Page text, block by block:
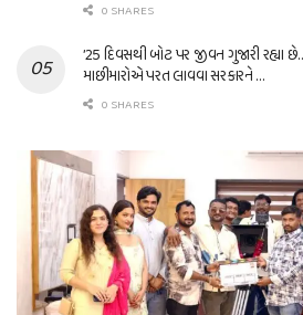
0 SHARES
’25 દિવસથી બોટ પર જીવન ગુજારી રહ્યા
માછીમારોએ પરત લાવવા સરકારને …
0 SHARES